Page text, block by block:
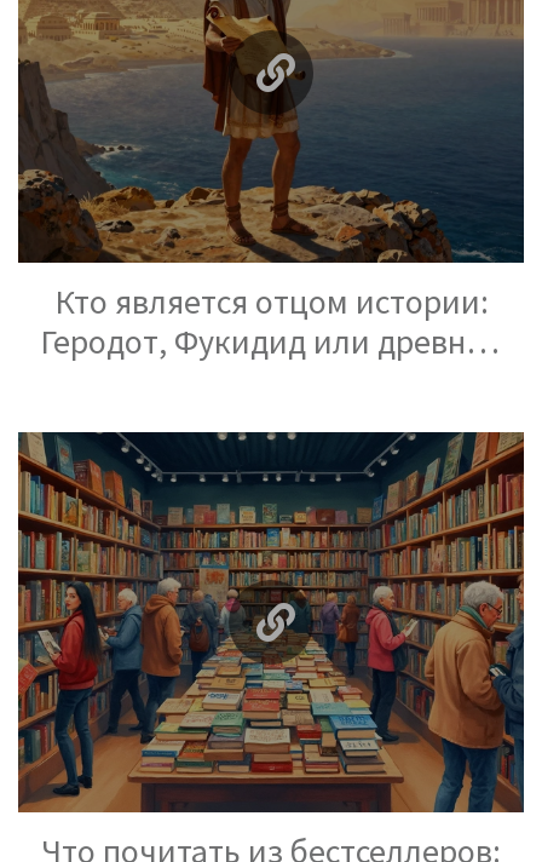
Кто является отцом истории:
Геродот, Фукидид или древние
Что почитать из бестселлеров: